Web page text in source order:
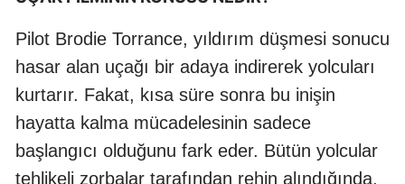
Pilot Brodie Torrance, yıldırım düşmesi sonucu
hasar alan uçağı bir adaya indirerek yolcuları
kurtarır. Fakat, kısa süre sonra bu inişin
hayatta kalma mücadelesinin sadece
başlangıcı olduğunu fark eder. Bütün yolcular
tehlikeli zorbalar tarafından rehin alındığında,